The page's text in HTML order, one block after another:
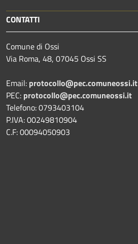
CONTATTI
Comune di Ossi
Via Roma, 48, 07045 Ossi SS
Email: protocollo@pec.comuneossi.it
PEC: protocollo@pec.comuneossi.it
Telefono: 0793403104
P.IVA: 00249810904
C.F: 00094050903